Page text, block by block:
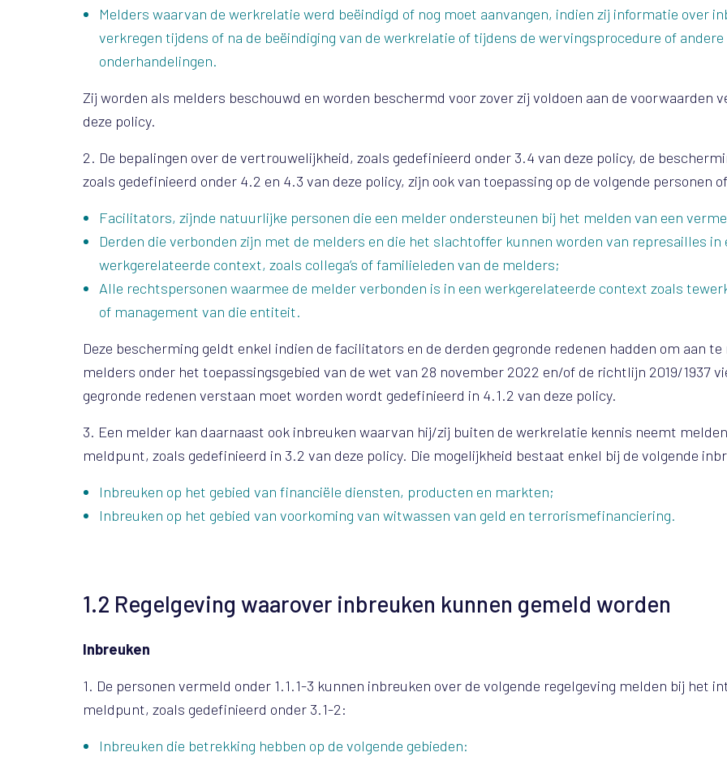
Melders waarvan de werkrelatie werd beëindigd of nog moet aanvangen, indien zij informatie over
verkregen tijdens of na de beëindiging van de werkrelatie of tijdens de wervingsprocedure of
onderhandelingen.
Zij worden als melders beschouwd en worden beschermd voor zover zij voldoen aan de voorwaarden
deze policy.
2. De bepalingen over de vertrouwelijkheid, zoals gedefinieerd onder 3.4 van deze policy, de
zoals gedefinieerd onder 4.2 en 4.3 van deze policy, zijn ook van toepassing op de volgende personen
Facilitators, zijnde natuurlijke personen die een melder ondersteunen bij het melden van een
Derden die verbonden zijn met de melders en die het slachtoffer kunnen worden van represailles in
werkgerelateerde context, zoals collega’s of familieleden van de melders;
Alle rechtspersonen waarmee de melder verbonden is in een werkgerelateerde context zoals
of management van die entiteit.
Deze bescherming geldt enkel indien de facilitators en de derden gegronde redenen hadden om aan te
melders onder het toepassingsgebied van de wet van 28 november 2022 en/of de richtlijn 2019/1937
gegronde redenen verstaan moet worden wordt gedefinieerd in 4.1.2 van deze policy.
3. Een melder kan daarnaast ook inbreuken waarvan hij/zij buiten de werkrelatie kennis neemt
meldpunt, zoals gedefinieerd in 3.2 van deze policy. Die mogelijkheid bestaat enkel bij de volgende
Inbreuken op het gebied van financiële diensten, producten en markten;
Inbreuken op het gebied van voorkoming van witwassen van geld en terrorismefinanciering.
1.2 Regelgeving waarover inbreuken kunnen gemeld worden
Inbreuken
1. De personen vermeld onder 1.1.1-3 kunnen inbreuken over de volgende regelgeving melden bij het
meldpunt, zoals gedefinieerd onder 3.1-2:
Inbreuken die betrekking hebben op de volgende gebieden: